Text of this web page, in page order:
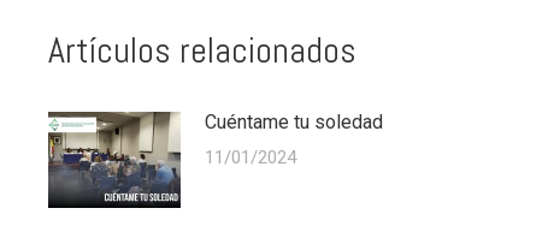
Artículos relacionados
Cuéntame tu soledad
11/01/2024